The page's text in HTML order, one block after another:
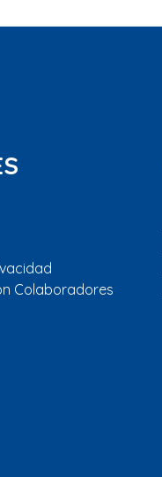
Colaboradores